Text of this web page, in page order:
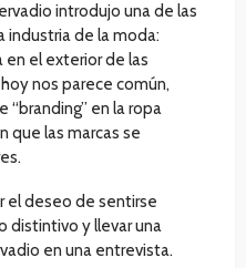
introdujo una de las
industria de la moda:
el exterior de las
nos parece común,
en la ropa
que las marcas se
el deseo de sentirse
distintivo y llevar una
en una entrevista.